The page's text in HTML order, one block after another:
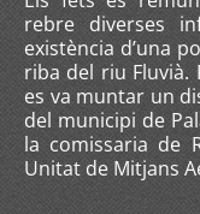
rebre diverses
existència d’una
riba del riu
es va muntar un
del municipi de
la comissaria de
Unitat de Mitjans